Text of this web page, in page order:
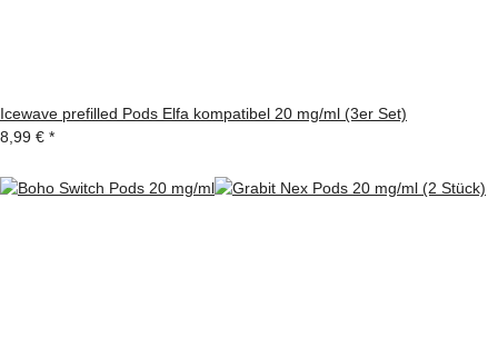
Icewave prefilled Pods Elfa kompatibel 20 mg/ml (3er Set)
8,99 € *